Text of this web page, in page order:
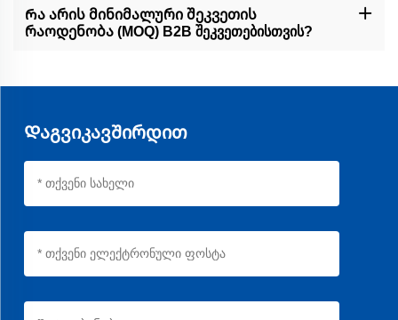
განვითარებულ მაशინას, უხარისხოვან ვულკანიზაციას და
შემოწმების მძიმე პროცედურებს, რათა დაუზუსტოს ზუსტება,
გამძლეობა და 30%-ით გრძელება საშუალო პროდუქტებზე.
Რა არის მინიმალური შეკვეთის
რაოდენობა (MOQ) B2B შეკვეთებისთვის?
კონტაქტი ჩვენს გაყიდვის გუნდთან პერსონალიზებული
Დაგვიკავშირდით